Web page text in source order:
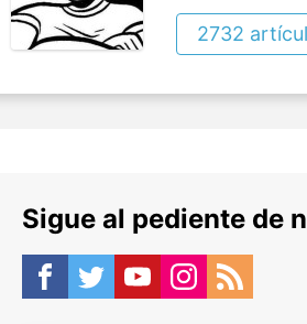
2732
Sigue al pediente de